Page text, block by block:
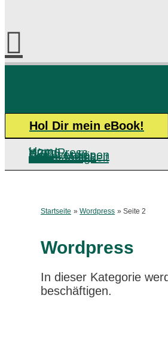
Hol Dir mein eBook!
Home
WordPress
SEO
Geld verdienen
Social Media
Selbständigkeit
Startseite Wordpress Seite 2
Wordpress
In dieser Kategorie
beschäftigen.